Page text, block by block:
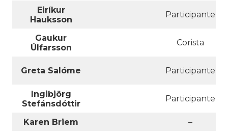
Eiríkur
Hauksson
Participante
Gaukur
Úlfarsson
Corista
Greta Salóme Participante
Ingibjörg
Stefánsdóttir
Participante
Karen Briem
–